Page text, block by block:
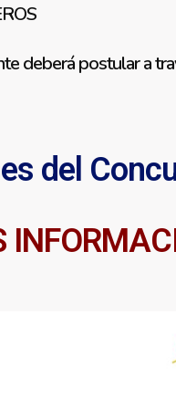
deberá postular a
del